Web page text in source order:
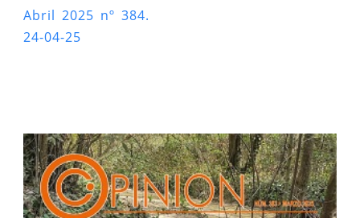
Abril 2025 nº 384.
24-04-25